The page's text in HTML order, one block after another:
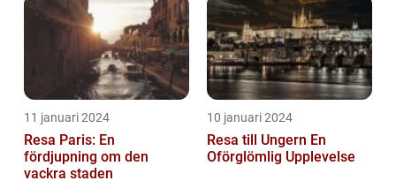
11 januari 2024
Resa Paris: En
fördjupning om den
vackra staden
10 januari 2024
Resa till Ungern En
Oförglömlig Upplevelse